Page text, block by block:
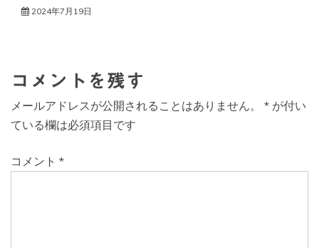
2024年7月19日
コメントを残す
メールアドレスが公開されることはありません。 * が付い
ている欄は必須項目です
コメント *